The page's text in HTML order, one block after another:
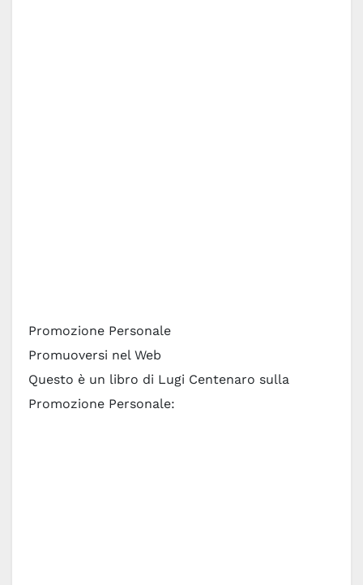
Promozione Personale
Promuoversi nel Web
Questo è un libro di Lugi Centenaro sulla
Promozione Personale: